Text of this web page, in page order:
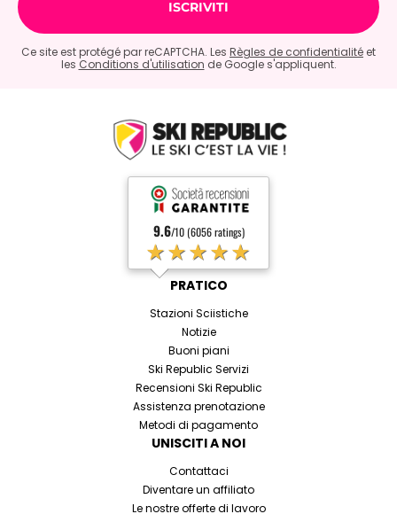
Ce site est protégé par reCAPTCHA. Les Règles de confidentialité et
les Conditions d'utilisation de Google s'appliquent.
9.6/10 (6056 ratings)
★★★★★
PRATICO
Stazioni Sciistiche
Notizie
Buoni piani
Ski Republic Servizi
Recensioni Ski Republic
Assistenza prenotazione
Metodi di pagamento
UNISCITI A NOI
Contattaci
Diventare un affiliato
Le nostre offerte di lavoro